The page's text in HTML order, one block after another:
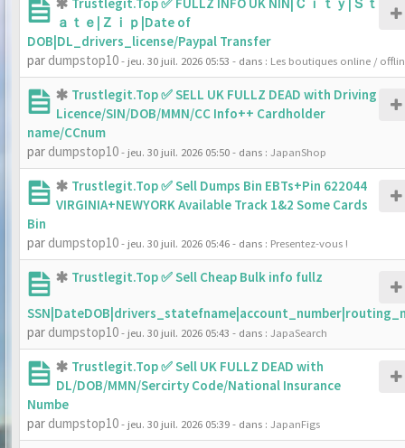
ａｔｅ|Ｚｉｐ|Date of
DOB|DL_drivers_license/Paypal Transfer
par dumpstop10- jeu. 30 juil. 2026 05:53 - dans : Les boutiques online /
Trustlegit.Top ✅ SELL UK FULLZ DEAD with Driving
Licence/SIN/DOB/MMN/CC Info++ Cardholder
name/CCnum
par dumpstop10- jeu. 30 juil. 2026 05:50- dans : JapanShop
Trustlegit.Top ✅ Sell Dumps Bin EBTs+Pin 622044
VIRGINIA+NEWYORK Available Track 1&2 Some Cards
Bin
par dumpstop10- jeu. 30 juil. 2026 05:46- dans : Presentez-vous !
Trustlegit.Top ✅ Sell Cheap Bulk info fullz
par dumpstop10- jeu. 30 juil. 2026 05:43 - dans : JapaSearch
Trustlegit.Top ✅ Sell UK FULLZ DEAD with
DL/DOB/MMN/Sercirty Code/National Insurance
Numbe
par dumpstop10- jeu. 30 juil. 2026 05:39- dans : JapanFigs